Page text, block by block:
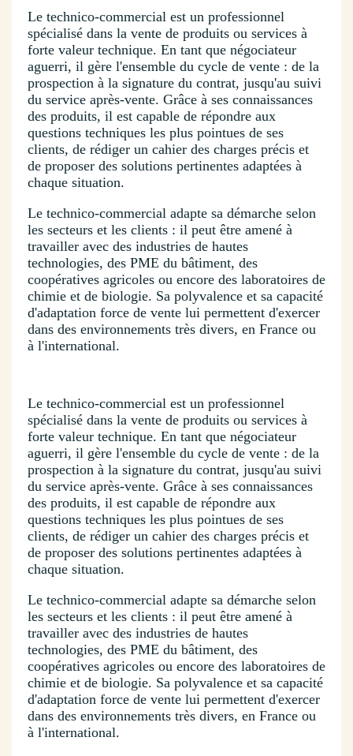
Le technico-commercial est un professionnel
spécialisé dans la vente de produits ou services à
forte valeur technique. En tant que négociateur
aguerri, il gère l'ensemble du cycle de vente : de la
prospection à la signature du contrat, jusqu'au suivi
du service après-vente. Grâce à ses connaissances
des produits, il est capable de répondre aux
questions techniques les plus pointues de ses
clients, de rédiger un cahier des charges précis et
de proposer des solutions pertinentes adaptées à
chaque situation.
Le technico-commercial adapte sa démarche selon
les secteurs et les clients : il peut être amené à
travailler avec des industries de hautes
technologies, des PME du bâtiment, des
coopératives agricoles ou encore des laboratoires de
chimie et de biologie. Sa polyvalence et sa capacité
d'adaptation force de vente lui permettent d'exercer
dans des environnements très divers, en France ou
à l'international.
Le technico-commercial est un professionnel
spécialisé dans la vente de produits ou services à
forte valeur technique. En tant que négociateur
aguerri, il gère l'ensemble du cycle de vente : de la
prospection à la signature du contrat, jusqu'au suivi
du service après-vente. Grâce à ses connaissances
des produits, il est capable de répondre aux
questions techniques les plus pointues de ses
clients, de rédiger un cahier des charges précis et
de proposer des solutions pertinentes adaptées à
chaque situation.
Le technico-commercial adapte sa démarche selon
les secteurs et les clients : il peut être amené à
travailler avec des industries de hautes
technologies, des PME du bâtiment, des
coopératives agricoles ou encore des laboratoires de
chimie et de biologie. Sa polyvalence et sa capacité
d'adaptation force de vente lui permettent d'exercer
dans des environnements très divers, en France ou
à l'international.